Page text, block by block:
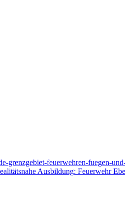
feuerwehren-fuegen-
Ausbildung: Feuerwehr